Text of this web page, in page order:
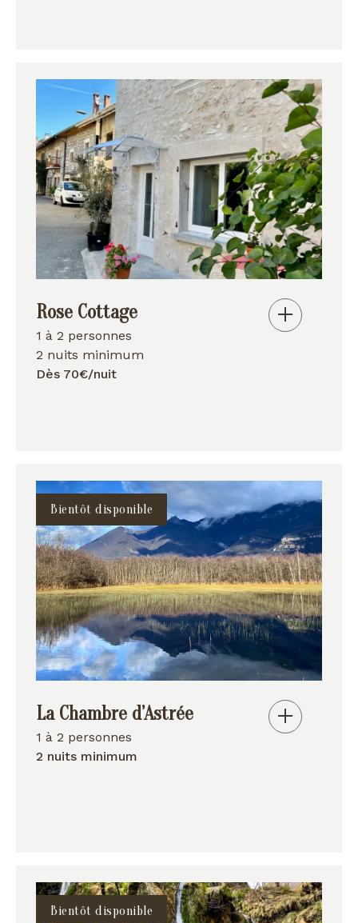
Rose Cottage
1 à 2 personnes
2 nuits minimum
Dès 70€/nuit
Bientôt disponible
La Chambre d’Astrée
1 à 2 personnes
2 nuits minimum
Bientôt disponible